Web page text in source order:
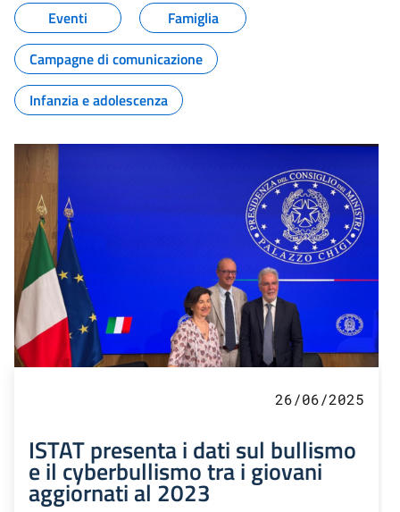
Eventi
Famiglia
Campagne di comunicazione
Infanzia e adolescenza
26/06/2025
ISTAT presenta i dati sul bullismo
e il cyberbullismo tra i giovani
aggiornati al 2023